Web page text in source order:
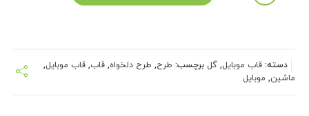
دسته: قاب موبایل, گل برچسب: طرح, طرح دلخواه, قاب, قاب موبایل,
ماشین, موبایل